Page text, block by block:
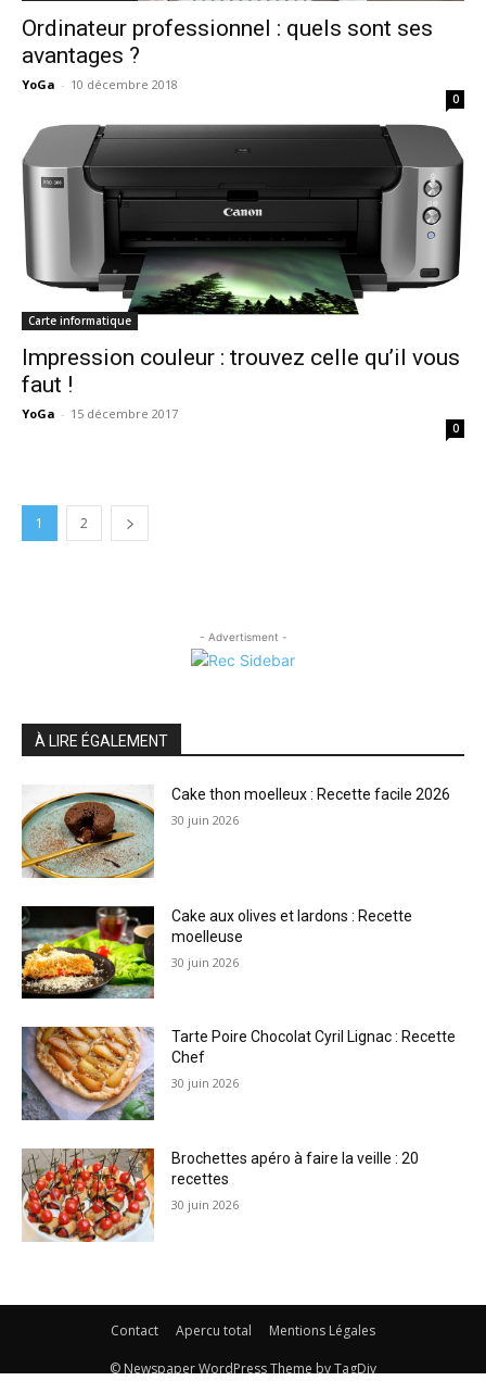
Ordinateur professionnel : quels sont ses
avantages ?
YoGa - 10 décembre 2018
0
Carte informatique
Impression couleur : trouvez celle qu’il vous
faut !
YoGa - 15 décembre 2017
0
1 2
- Advertisment -
À LIRE ÉGALEMENT
Cake thon moelleux : Recette facile 2026
30 juin 2026
Cake aux olives et lardons : Recette
moelleuse
30 juin 2026
Tarte Poire Chocolat Cyril Lignac : Recette
Chef
30 juin 2026
Brochettes apéro à faire la veille : 20
recettes
30 juin 2026
Contact Apercu total Mentions Légales
© Newspaper WordPress Theme by TagDiv